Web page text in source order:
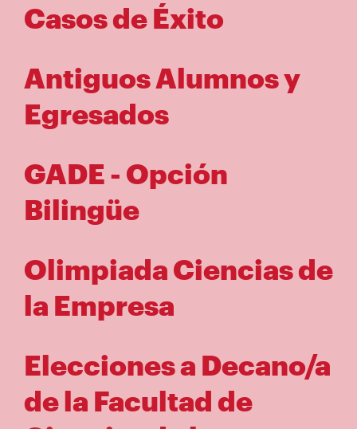
Casos de Éxito
Antiguos Alumnos y
Egresados
GADE - Opción
Bilingüe
Olimpiada Ciencias de
la Empresa
Elecciones a Decano/a
de la Facultad de